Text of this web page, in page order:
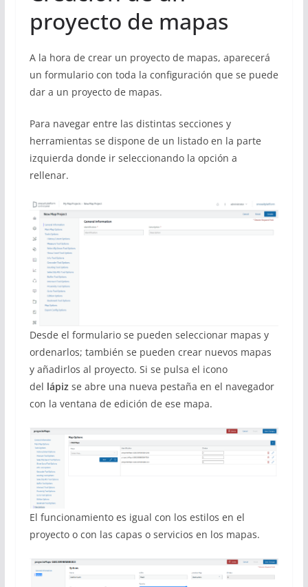
proyecto de mapas
A la hora de crear un proyecto de mapas, aparecerá
un formulario con toda la configuración que se puede
dar a un proyecto de mapas.
Para navegar entre las distintas secciones y
herramientas se dispone de un listado en la parte
izquierda donde ir seleccionando la opción a
rellenar.
Desde el formulario se pueden seleccionar mapas y
ordenarlos; también se pueden crear nuevos mapas
y añadirlos al proyecto. Si se pulsa el icono
del lápizse abre una nueva pestaña en el navegador
con la ventana de edición de ese mapa.
El funcionamiento es igual con los estilos en el
proyecto o con las capas o servicios en los mapas.